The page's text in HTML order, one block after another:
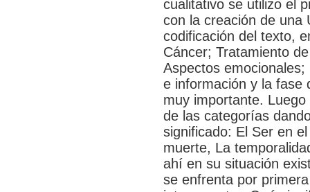
cualitativo se utilizo el
con la creación de una
codificación del texto,
Cáncer; Tratamiento
Aspectos
e información y la fase
muy importante.
de las categorías
significado: El Ser en
muerte, La
ahí en su situación
se enfrenta por